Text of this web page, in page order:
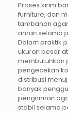
Proses kirim
furniture, dan
tambahan
aman selama
Dalam praktik
ukuran besar
membutuhkan
pengecekan
distribusi
banyak
pengiriman
stabil selama